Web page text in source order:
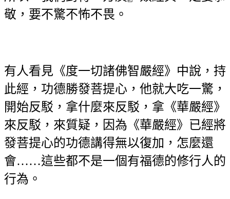
敬，要不驚不怖不畏。
有人看見《度一切諸佛智嚴經》中說，持
此經，功德勝發菩提心，他就大吃一驚，
開始反駁，拿什麼來反駁，拿《華嚴經》
來反駁，來質疑，因為《華嚴經》已經將
發菩提心的功德講得無以復加，怎麼還
會……這些都不是一個有福德的修行人的
行為。